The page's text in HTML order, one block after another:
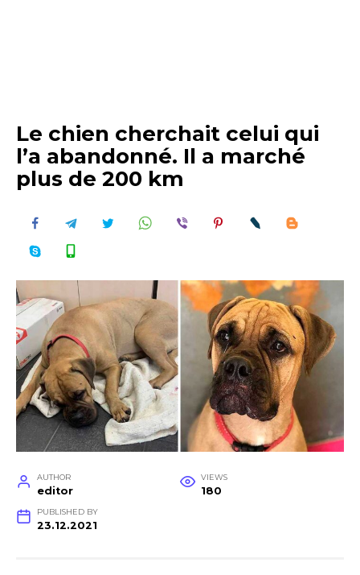
Le chien cherchait celui qui
l’a abandonné. Il a marché
plus de 200 km
AUTHOR
editor
VIEWS
180
PUBLISHED BY
23.12.2021